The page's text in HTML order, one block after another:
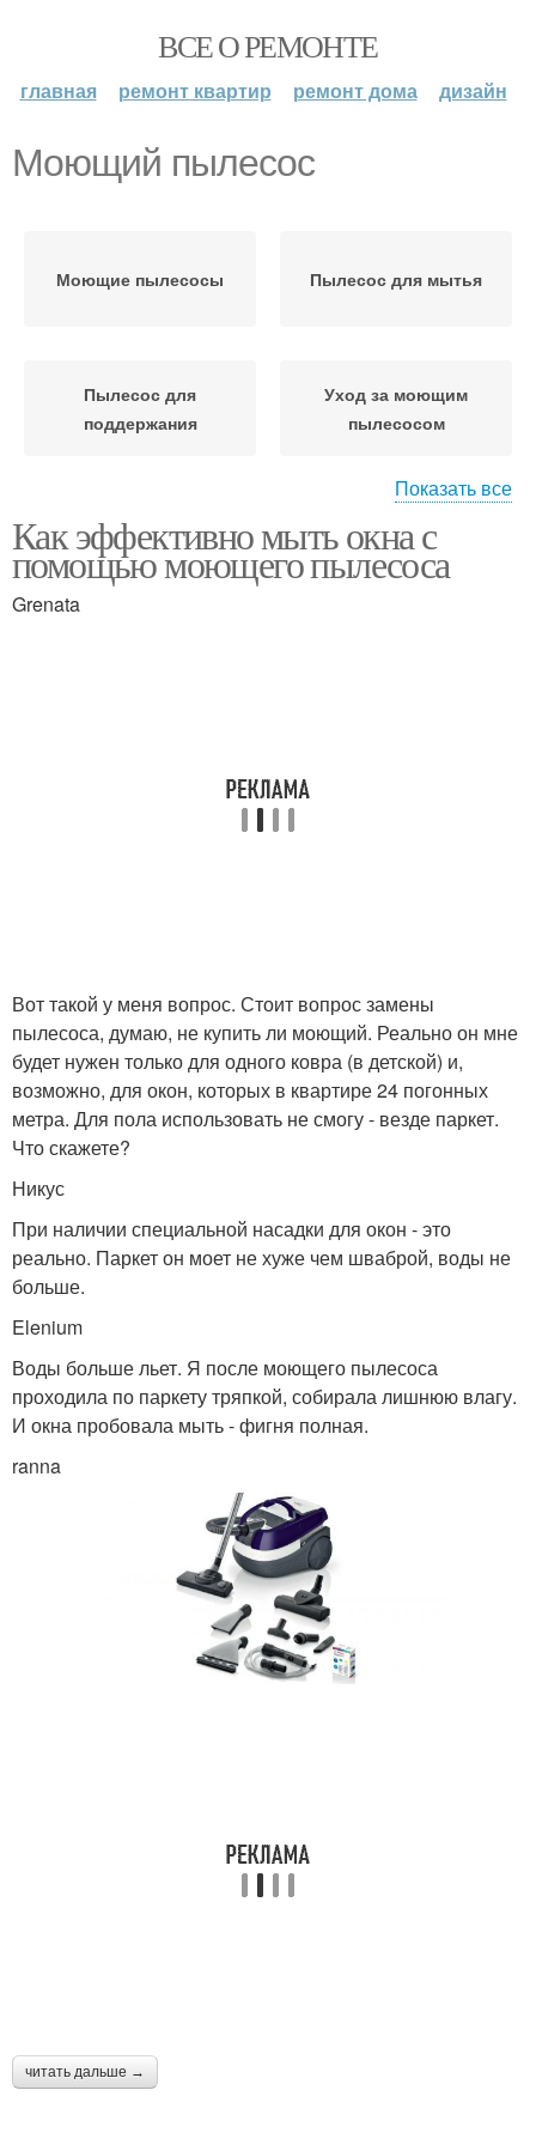
ВСЕ О РЕМОНТЕ
главная ремонт квартир ремонт дома дизайн
Моющий пылесос
Моющие пылесосы Пылесос для мытья
Пылесос для
поддержания
Уход за моющим
пылесосом
Пылесос без
использования
Показать все
Как эффективно мыть окна с
помощью моющего пылесоса
Grenata
Вот такой у меня вопрос. Стоит вопрос замены
пылесоса, думаю, не купить ли моющий. Реально он мне
будет нужен только для одного ковра (в детской) и,
возможно, для окон, которых в квартире 24 погонных
метра. Для пола использовать не смогу - везде паркет.
Что скажете?
Никус
При наличии специальной насадки для окон - это
реально. Паркет он моет не хуже чем шваброй, воды не
больше.
Elenium
Воды больше льет. Я после моющего пылесоса
проходила по паркету тряпкой, собирала лишнюю влагу.
И окна пробовала мыть - фигня полная.
ranna
читать дальше →